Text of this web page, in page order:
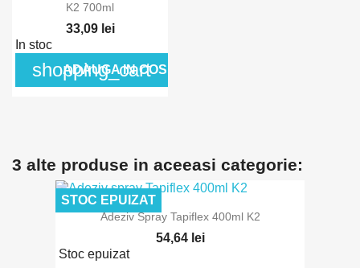
K2 700ml
33,09 lei
In stoc
shopping_cart
ADAUGA IN COS
3 alte produse in aceeasi categorie:
Adeziv Spray Tapiflex 400ml K2
54,64 lei
Stoc epuizat
STOC EPUIZAT